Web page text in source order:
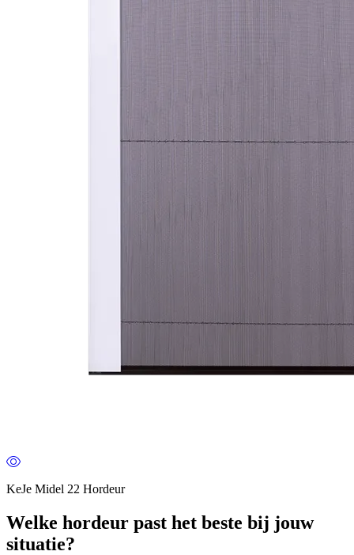
KeJe Midel 22 Hordeur
Welke hordeur past het beste bij jouw
situatie?